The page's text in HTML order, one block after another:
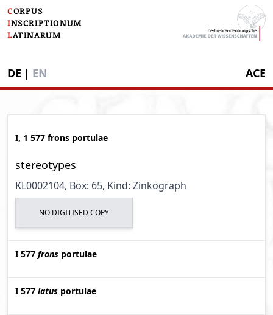
CORPUS
INSCRIPTIONUM
LATINARUM
DE | EN ACE
I, 1 577 frons portulae
stereotypes
KL0002104, Box: 65, Kind: Zinkograph
NO DIGITISED COPY
I 577 frons portulae
I 577 latus portulae